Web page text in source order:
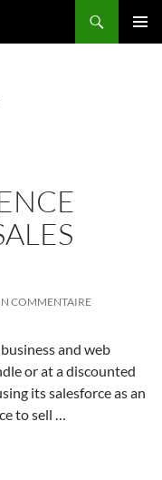
COMMENTAIRE
and web
or at a discounted
its salesforce as an
to sell …